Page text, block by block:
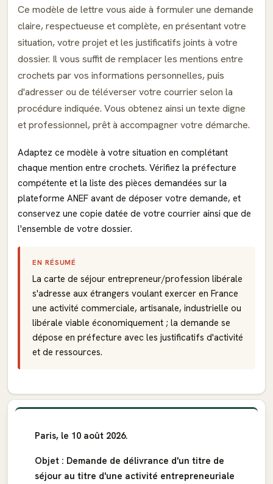
Ce modèle de lettre vous aide à formuler une demande
claire, respectueuse et complète, en présentant votre
situation, votre projet et les justificatifs joints à votre
dossier. Il vous suffit de remplacer les mentions entre
crochets par vos informations personnelles, puis
d'adresser ou de téléverser votre courrier selon la
procédure indiquée. Vous obtenez ainsi un texte digne
et professionnel, prêt à accompagner votre démarche.
Adaptez ce modèle à votre situation en complétant
chaque mention entre crochets. Vérifiez la préfecture
compétente et la liste des pièces demandées sur la
plateforme ANEF avant de déposer votre demande, et
conservez une copie datée de votre courrier ainsi que de
l'ensemble de votre dossier.
EN RÉSUMÉ
La carte de séjour entrepreneur/profession libérale
s'adresse aux étrangers voulant exercer en France
une activité commerciale, artisanale, industrielle ou
libérale viable économiquement ; la demande se
dépose en préfecture avec les justificatifs d'activité
et de ressources.
Paris, le 10 août 2026.
Objet : Demande de délivrance d'un titre de
séjour au titre d'une activité entrepreneuriale